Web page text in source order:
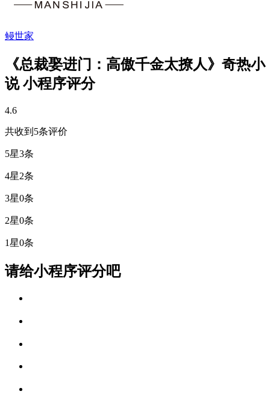
鳗世家
《总裁娶进门：高傲千金太撩人》奇热小
说 小程序评分
4.6
共收到5条评价
5星3条
4星2条
3星0条
2星0条
1星0条
请给小程序评分吧